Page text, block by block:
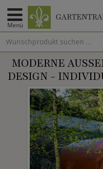
Menü
MODERNE
ESIGN -